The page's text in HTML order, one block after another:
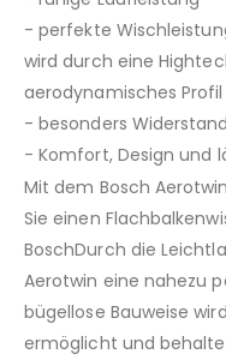
- perfekte
wird durch eine
aerodynamisches
- besonders
- Komfort, Design und
Mit dem Bosch
Sie einen
BoschDurch die
Aerotwin eine nahezu
bügellose Bauweise
ermöglicht und